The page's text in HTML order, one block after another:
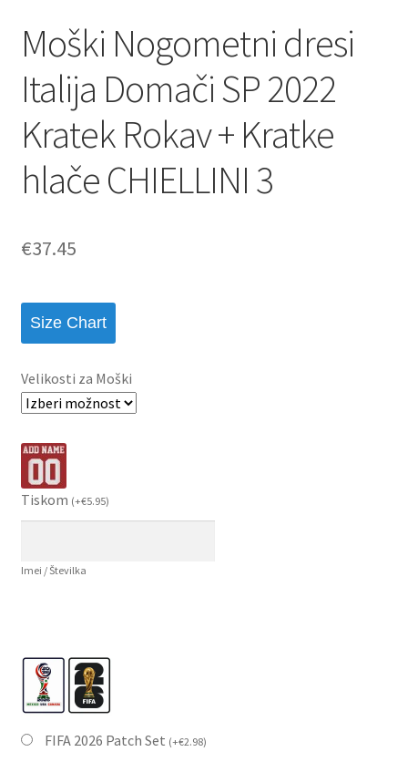
Moški Nogometni dresi
Italija Domači SP 2022
Kratek Rokav + Kratke
hlače CHIELLINI 3
€37.45
Size Chart
Velikosti za Moški
Tiskom (+€5.95)
Imei / Številka
FIFA 2026 Patch Set (+€2.98)